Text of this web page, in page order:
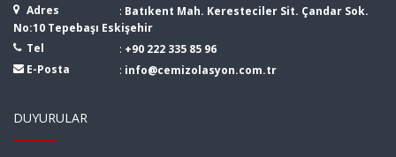
Adres : Batıkent Mah. Keresteciler Sit. Çandar Sok.
No:10 Tepebaşı Eskişehir
Tel
: +90 222 335 85 96
E-Posta
: info@cemizolasyon.com.tr
DUYURULAR